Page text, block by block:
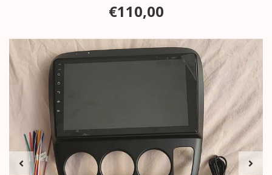
€110,00